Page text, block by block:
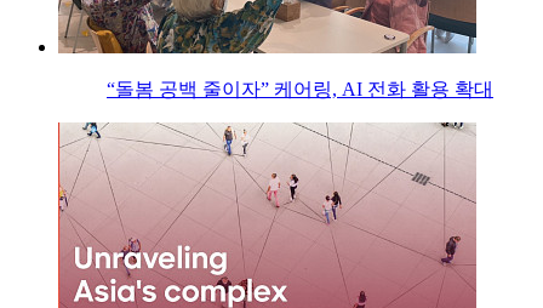
“돌봄 공백 줄이자” 케어링, AI 전화 활용 확대